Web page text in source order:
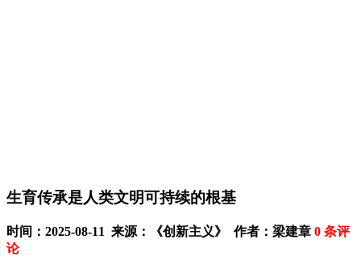
生育传承是人类文明可持续的根基
时间：2025-08-11 来源：《创新主义》 作者：梁建章 0 条评
论